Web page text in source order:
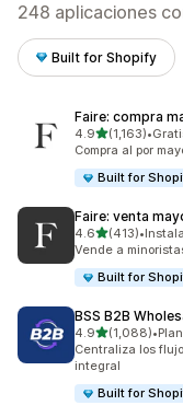
248 aplicaciones
Built for Shopify
Faire: compra
4.9de 5 estrellas
(1,163)
1163 reseñas en
•
Compra al por
Built for
Faire: venta
4.6de 5 estrellas
(413)
413 reseñas en
•
Vende a
Built for
BSS B2B
4.9de 5 estrellas
(1,088)
1088 reseñas en
•
Centraliza los
integral
Built for